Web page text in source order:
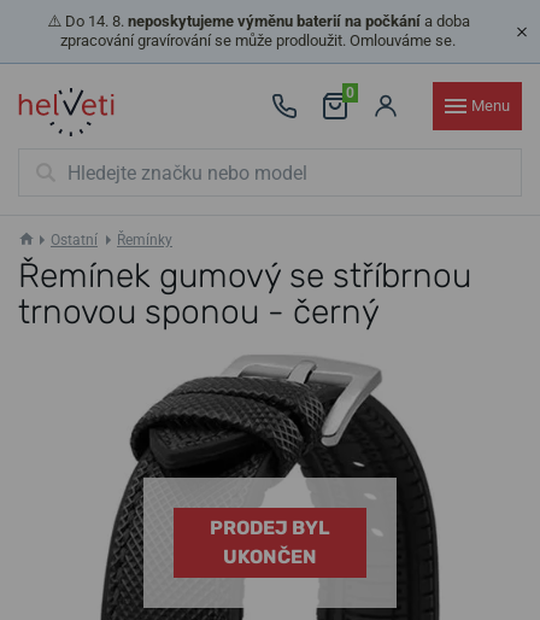
⚠️ Do 14. 8. neposkytujeme výměnu baterií na počkánía doba
zpracování gravírování se může prodloužit. Omlouváme se.
0
Menu
Ostatní Řemínky
Řemínek gumový se stříbrnou
trnovou sponou - černý
PRODEJ BYL
UKONČEN